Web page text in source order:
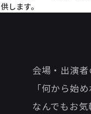
供します。
会場・出演
「何から始
なんでもお気